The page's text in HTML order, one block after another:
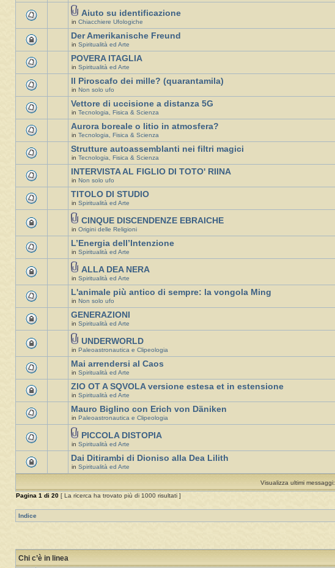
Aiuto su identificazione
in Chiacchiere Ufologiche
Der Amerikanische Freund
in Spiritualità ed Arte
POVERA ITAGLIA
in Spiritualità ed Arte
Il Piroscafo dei mille? (quarantamila)
in Non solo ufo
Vettore di uccisione a distanza 5G
in Tecnologia, Fisica & Scienza
Aurora boreale o litio in atmosfera?
in Tecnologia, Fisica & Scienza
Strutture autoassemblanti nei filtri magici
in Tecnologia, Fisica & Scienza
INTERVISTA AL FIGLIO DI TOTO' RIINA
in Non solo ufo
TITOLO DI STUDIO
in Spiritualità ed Arte
CINQUE DISCENDENZE EBRAICHE
in Origini delle Religioni
L’Energia dell’Intenzione
in Spiritualità ed Arte
ALLA DEA NERA
in Spiritualità ed Arte
L'animale più antico di sempre: la vongola Ming
in Non solo ufo
GENERAZIONI
in Spiritualità ed Arte
UNDERWORLD
in Paleoastronautica e Clipeologia
Mai arrendersi al Caos
in Spiritualità ed Arte
ZIO OT A SQVOLA versione estesa et in estensione
in Spiritualità ed Arte
Mauro Biglino con Erich von Däniken
in Paleoastronautica e Clipeologia
PICCOLA DISTOPIA
in Spiritualità ed Arte
Dai Ditirambi di Dioniso alla Dea Lilith
in Spiritualità ed Arte
Visualizza ultimi messaggi:
Pagina 1 di 20 [ La ricerca ha trovato più di 1000 risultati ]
Indice
Chi c’è in linea